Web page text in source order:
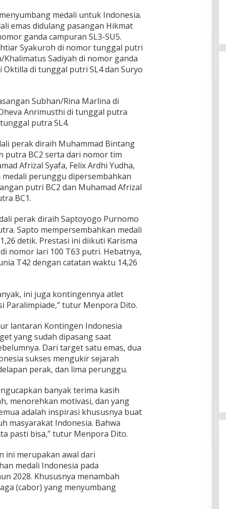
medali untuk Indonesia.
emas didulang pasangan Hikmat
ganda campuran SL3-SU5.
Syakuroh di nomor tunggal putri
Khalimatus Sadiyah di nomor ganda
Oktilla di tunggal putri SL4 dan Suryo
Subhan/Rina Marlina di
Anrimusthi di tunggal putra
putra SL4.
perak diraih Muhammad Bintang
putra BC2 serta dari nomor tim
Afrizal Syafa, Felix Ardhi Yudha,
medali perunggu dipersembahkan
putri BC2 dan Muhamad Afrizal
BC1.
perak diraih Saptoyogo Purnomo
Sapto mempersembahkan medali
detik. Prestasi ini diikuti Karisma
nomor lari 100 T63 putri. Hebatnya,
T42 dengan catatan waktu 14,26
ini juga kontingennya atlet
Paralimpiade,” tutur Menpora Dito.
lantaran Kontingen Indonesia
yang sudah dipasang saat
Dari target satu emas, dua
sukses mengukir sejarah
perak, dan lima perunggu.
banyak terima kasih
menorehkan motivasi, dan yang
adalah inspirasi khususnya buat
masyarakat Indonesia. Bahwa
pasti bisa,” tutur Menpora Dito.
ini merupakan awal dari
medali Indonesia pada
2028. Khususnya menambah
(cabor) yang menyumbang